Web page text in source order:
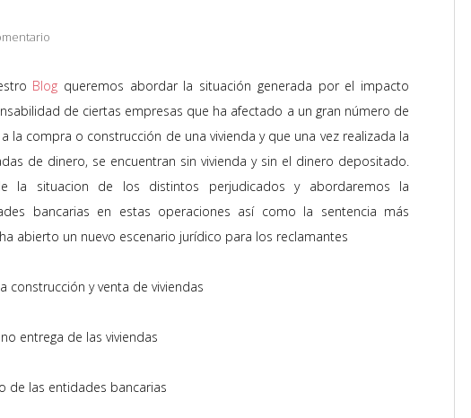
Blog queremos abordar la situación generada por el impacto
de ciertas empresas que ha afectado a un gran número de
la compra o construcción de una vivienda y que una vez realizada la
de dinero, se encuentran sin vivienda y sin el dinero depositado.
la situacion de los distintos perjudicados y abordaremos la
bancarias en estas operaciones así como la sentencia más
abierto un nuevo escenario jurídico para los reclamantes
construcción y venta de viviendas
entrega de las viviendas
de las entidades bancarias